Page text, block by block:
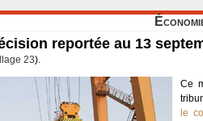
reportée au 13
23).
Ce
le